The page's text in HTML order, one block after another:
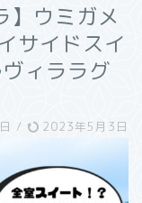
】ウミガメ
サイドスイ
ィララグ
/ 2023年5月3日